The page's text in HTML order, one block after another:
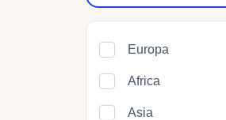
Europa
Africa
Asia